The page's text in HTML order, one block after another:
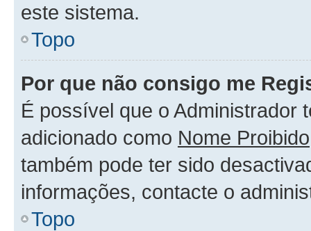
este sistema.
Topo
Por que não consigo me
É possível que o Administrador
adicionado como Nome Proibido
também pode ter sido
informações, contacte o
Topo